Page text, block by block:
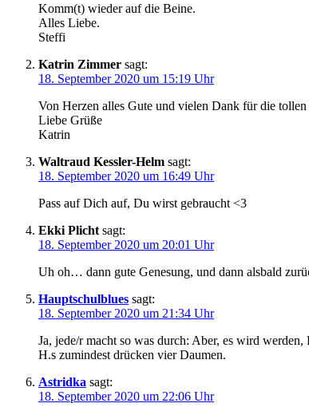
Komm(t) wieder auf die Beine.
Alles Liebe.
Steffi
Katrin Zimmer sagt:
18. September 2020 um 15:19 Uhr
Von Herzen alles Gute und vielen Dank für die
Liebe Grüße
Katrin
Waltraud Kessler-Helm sagt:
18. September 2020 um 16:49 Uhr
Pass auf Dich auf, Du wirst gebraucht <3
Ekki Plicht sagt:
18. September 2020 um 20:01 Uhr
Uh oh… dann gute Genesung, und dann alsbald
Hauptschulblues sagt:
18. September 2020 um 21:34 Uhr
Ja, jede/r macht so was durch: Aber, es wird werden,
H.s zumindest drücken vier Daumen.
Astridka sagt:
18. September 2020 um 22:06 Uhr